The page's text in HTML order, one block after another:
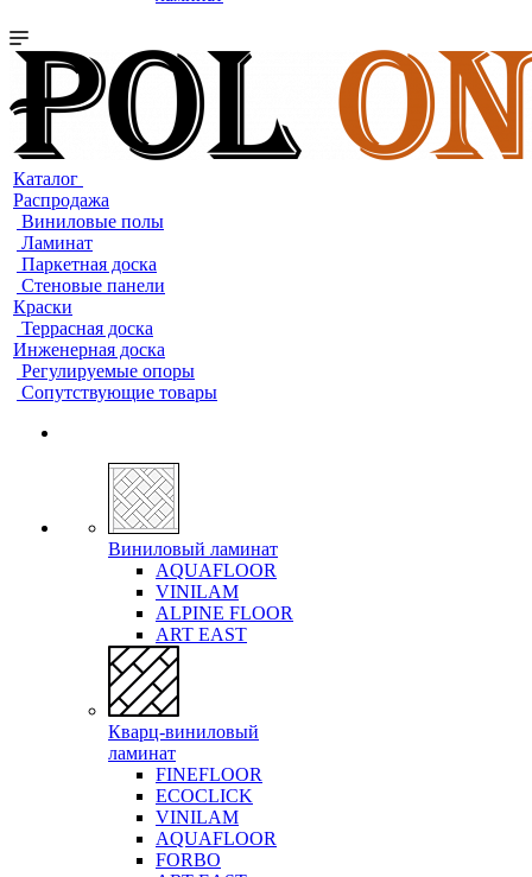
Каталог
Распродажа
Виниловые полы
Ламинат
Паркетная доска
Стеновые панели
Краски
Террасная доска
Инженерная доска
Регулируемые опоры
Сопутствующие товары
Виниловый ламинат
AQUAFLOOR
VINILAM
ALPINE FLOOR
ART EAST
Кварц-виниловый
ламинат
FINEFLOOR
ECOCLICK
VINILAM
AQUAFLOOR
FORBO